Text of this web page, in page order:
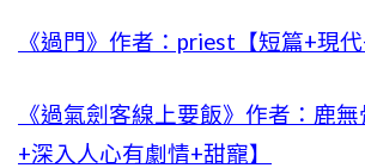
《過門》作者：priest【短篇+現代
《過氣劍客線上要飯》作者：鹿
+深入人心有劇情+甜寵】